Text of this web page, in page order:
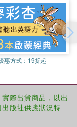
worksheets, he
are meaningful,
good results,
with
around the
raising funds
惠方式： 19折起
際出貨商品，以出
版社供應狀況特